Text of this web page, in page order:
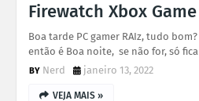
Firewatch Xbox
Boa tarde PC gamer RAIz, tudo
então é Boa noite, se não for, só
Nerd
janeiro 13, 2022
VEJA MAIS »